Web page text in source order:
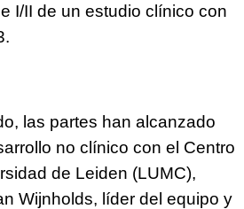
I/II de un estudio clínico con
las partes han alcanzado
no clínico con el Centro
de Leiden (LUMC),
Wijnholds, líder del equipo y